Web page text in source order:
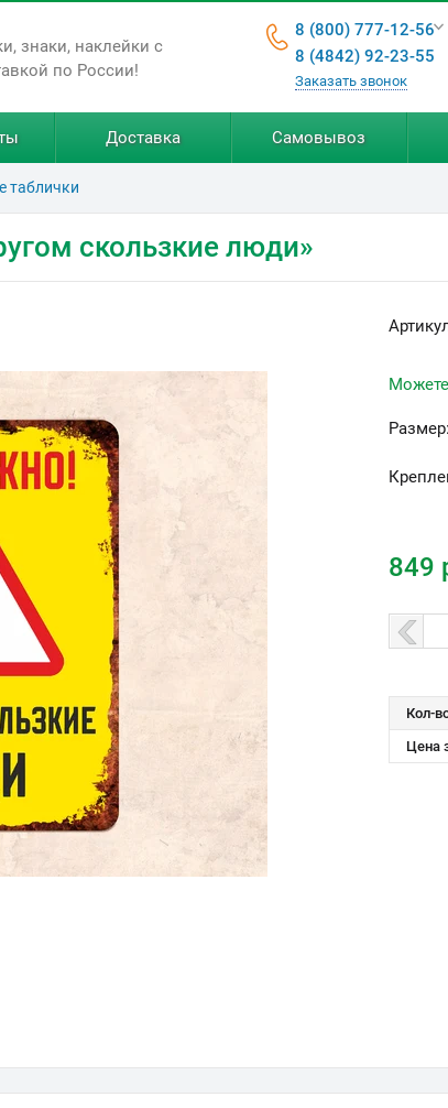
знаки, наклейки с
по России!
8 (800) 777-12-56
8 (4842) 92-23-55
Заказать звонок
Доставка Самовывоз
таблички
скользкие люди»
Размер:
849
Кол-
Цена